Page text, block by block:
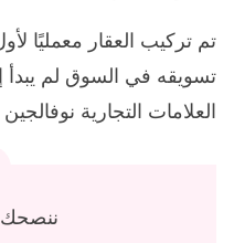
العلامات التجارية
ننصحك